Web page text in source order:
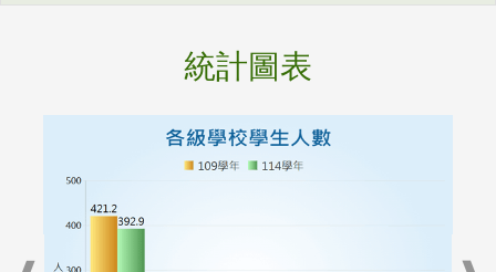
統計圖表